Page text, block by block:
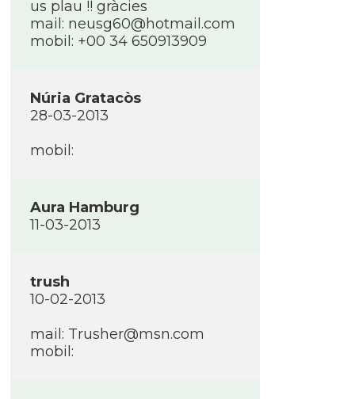
us plau !! gràcies
mail: neusg60@hotmail.com
mobil: +00 34 650913909
Núria Gratacòs
28-03-2013
mobil:
Aura Hamburg
11-03-2013
trush
10-02-2013
mail: Trusher@msn.com
mobil: